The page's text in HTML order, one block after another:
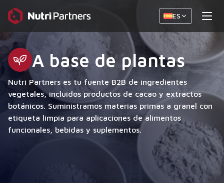
ES
A base de plantas
Nutri Partners es tu fuente B2B de ingredientes
vegetales, incluidos productos de cacao y extractos
botánicos. Suministramos materias primas a granel con
etiqueta limpia para aplicaciones de alimentos
funcionales, bebidas y suplementos.